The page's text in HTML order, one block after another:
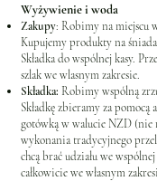
Wyżywienie i woda
Zakupy: Robimy na miejscu
Kupujemy produkty na
Składka do wspólnej kasy.
szlak we wlasnym zakresie.
Składka: Robimy wspólną
Składkę zbieramy za
gotówką w walucie NZD (nie
wykonania tradycyjnego
chcą brać udziału we
całkowicie we własnym